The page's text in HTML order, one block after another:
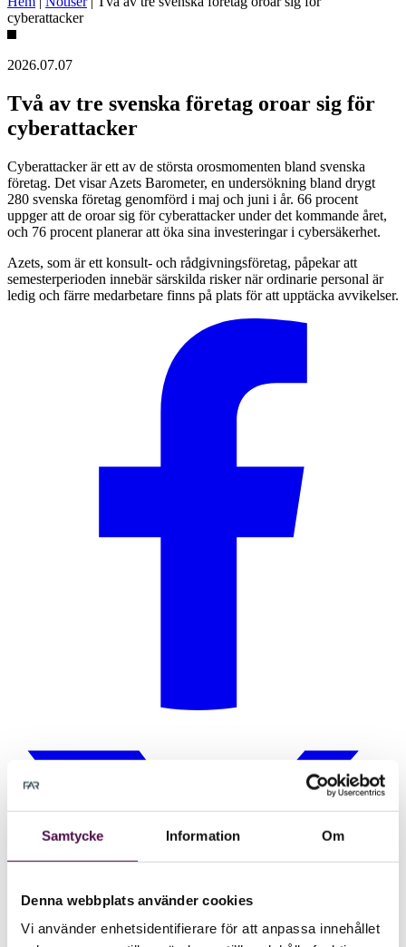
Samtycke Information Om
Denna webbplats använder cookies
Vi använder enhetsidentifierare för att anpassa innehållet
cyberattacker
2026.07.07
Två av tre svenska företag oroar sig för
cyberattacker
Cyberattacker är ett av de största orosmomenten bland svenska
företag. Det visar Azets Barometer, en undersökning bland drygt
280 svenska företag genomförd i maj och juni i år. 66 procent
uppger att de oroar sig för cyberattacker under det kommande året,
och 76 procent planerar att öka sina investeringar i cybersäkerhet.
Azets, som är ett konsult- och rådgivningsföretag, påpekar att
semesterperioden innebär särskilda risker när ordinarie personal är
ledig och färre medarbetare finns på plats för att upptäcka avvikelser.